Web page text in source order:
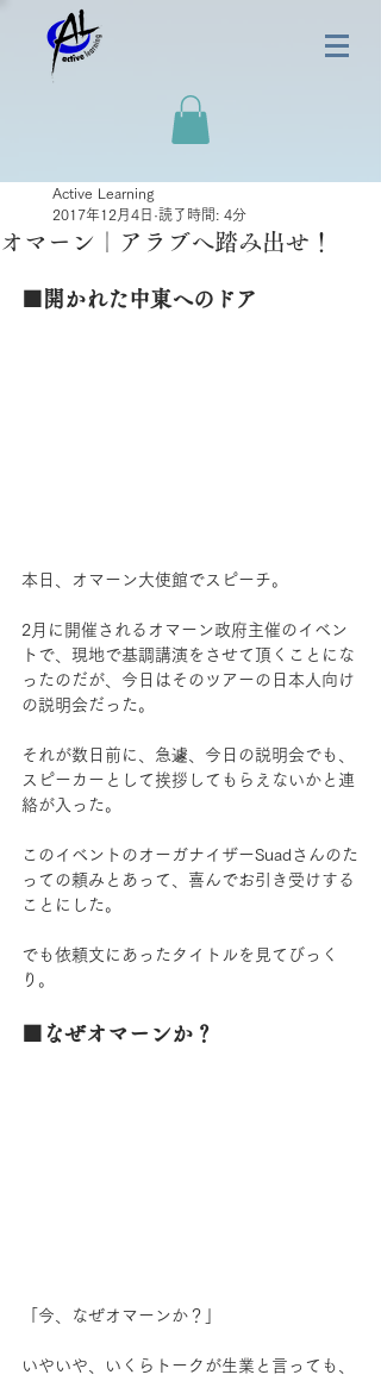
オマーン｜アラブへ踏み出せ！
Active Learning
2017年12月4日 読了時間: 4分
■開かれた中東へのドア
本日、オマーン大使館でスピーチ。
2月に開催されるオマーン政府主催のイベン
トで、現地で基調講演をさせて頂くことにな
ったのだが、今日はそのツアーの日本人向け
の説明会だった。
それが数日前に、急遽、今日の説明会でも、
スピーカーとして挨拶してもらえないかと連
絡が入った。
このイベントのオーガナイザーSuadさんのた
っての頼みとあって、喜んでお引き受けする
ことにした。
でも依頼文にあったタイトルを見てびっく
り。
■なぜオマーンか？
「今、なぜオマーンか？」
いやいや、いくらトークが生業と言っても、